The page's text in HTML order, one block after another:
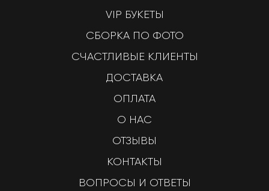
VIP БУКЕТЫ
СБОРКА ПО ФОТО
СЧАСТЛИВЫЕ КЛИЕНТЫ
ДОСТАВКА
ОПЛАТА
О НАС
ОТЗЫВЫ
КОНТАКТЫ
ВОПРОСЫ И ОТВЕТЫ